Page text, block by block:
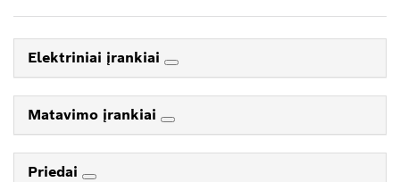
Elektriniai įrankiai
Matavimo įrankiai
Priedai